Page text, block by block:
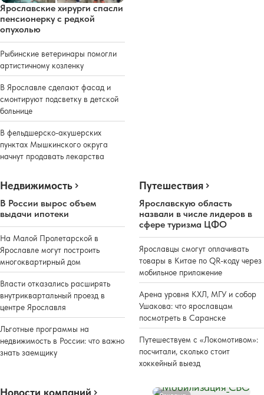
Ярославские хирурги спасли
пенсионерку с редкой
опухолью
Рыбинские ветеринары помогли
артистичному козленку
В Ярославле сделают фасад и
смонтируют подсветку в детской
больнице
В фельдшерско-акушерских
пунктах Мышкинского округа
начнут продавать лекарства
Недвижимость
В России вырос объем
выдачи ипотеки
На Малой Пролетарской в
Ярославле могут построить
многоквартирный дом
Власти отказались расширять
внутриквартальный проезд в
центре Ярославля
Льготные программы на
недвижимость в России: что важно
знать заемщику
Путешествия
Ярославскую область
назвали в числе лидеров в
сфере туризма ЦФО
Ярославцы смогут оплачивать
товары в Китае по QR-коду через
мобильное приложение
Арена уровня КХЛ, МГУ и собор
Ушакова: что ярославцам
посмотреть в Саранске
Путешествуем с «Локомотивом»:
посчитали, сколько стоит
хоккейный выезд
Новости компаний